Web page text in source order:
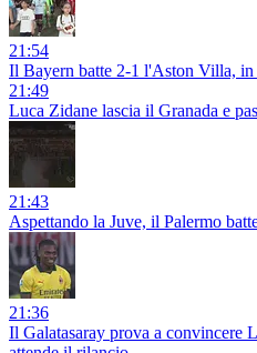
21:54
Il Bayern batte 2-1 l'Aston Villa,
21:49
Luca Zidane lascia il Granada e
21:43
Aspettando la Juve, il Palermo
21:36
Il Galatasaray prova a convincere